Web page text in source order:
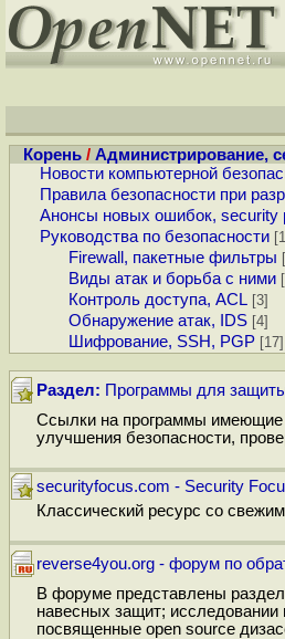
Корень / Администрирование,
Новости компьютерной
Правила безопасности при
Анонсы новых ошибок,
Руководства по безопасности
Firewall, пакетные фильтры
Виды атак и борьба с ними
Контроль доступа, ACL [3]
Обнаружение атак, IDS [4]
Шифрование, SSH, PGP [17]
Раздел: Программы для
Ссылки на программы имеющие
улучшения безопасности,
securityfocus.com - Security
Классический ресурс со
reverse4you.org - форум по
В форуме представлены
навесных защит;
посвященные open source